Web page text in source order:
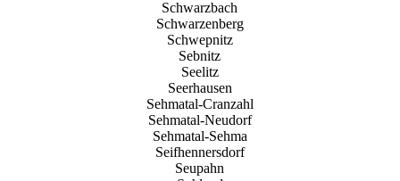
Schwarzbach
Schwarzenberg
Schwepnitz
Sebnitz
Seelitz
Seerhausen
Sehmatal-Cranzahl
Sehmatal-Neudorf
Sehmatal-Sehma
Seifhennersdorf
Seupahn